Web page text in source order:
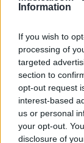
Information
If you wish to
processing of
targeted
section to
opt-out request
interest-based
us or personal
your opt-out.
disclosure of
Noa Noa:
Ranking de
Noa Noano
apoyados y
puesto ha